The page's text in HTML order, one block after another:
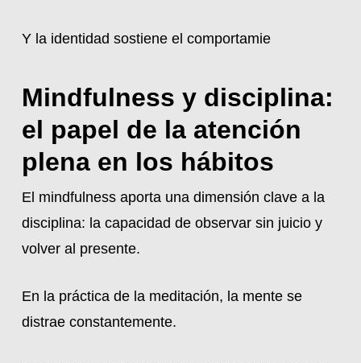
Y la identidad sostiene el comportamie
Mindfulness y disciplina:
el papel de la atención
plena en los hábitos
El mindfulness aporta una dimensión clave a la
disciplina: la capacidad de observar sin juicio y
volver al presente.
En la práctica de la meditación, la mente se
distrae constantemente.